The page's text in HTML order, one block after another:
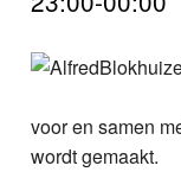
Webcam
voor en samen
wordt gemaakt.